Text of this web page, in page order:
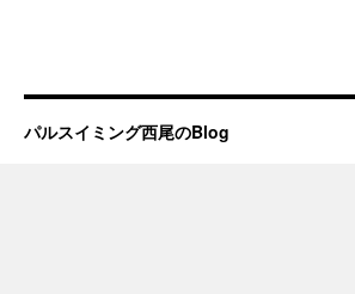
パルスイミング西尾のBlog